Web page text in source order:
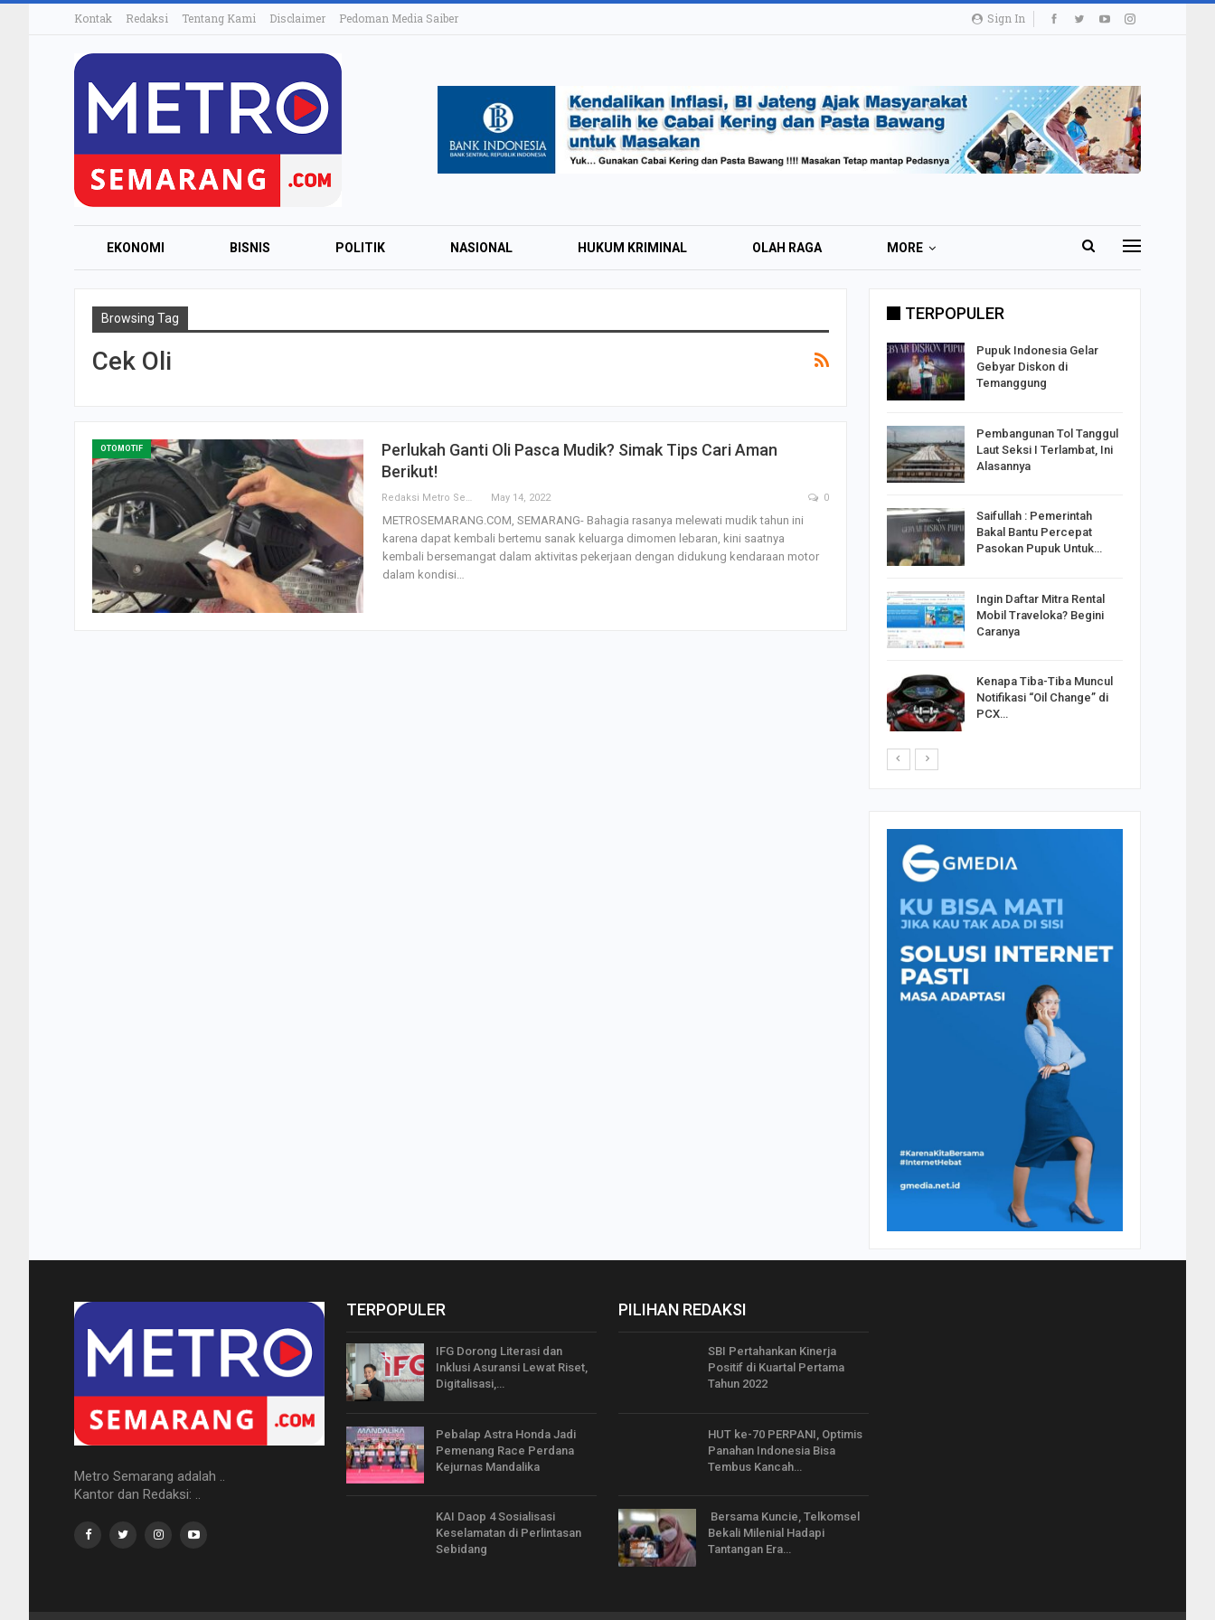
Sign In
Kontak Redaksi Tentang Kami Disclaimer Pedoman Media Saiber
EKONOMI BISNIS POLITIK NASIONAL HUKUM KRIMINAL OLAH RAGA MORE
Browsing Tag
Cek Oli
OTOMOTIF
Perlukah Ganti Oli Pasca Mudik? Simak Tips Cari Aman
Berikut!
Redaksi Metro Semarang May 14, 2022 0
METROSEMARANG.COM, SEMARANG- Bahagia rasanya melewati mudik tahun ini
karena dapat kembali bertemu sanak keluarga dimomen lebaran, kini saatnya
kembali bersemangat dalam aktivitas pekerjaan dengan didukung kendaraan motor
dalam kondisi…
TERPOPULER
KAI Daop 4 Layani 51 Ribu
Wisman pada Semester I
Tempe Mendoan Pakai
Relawan “Aksi Sahabat
Gibran” Gelar Masak Sehat
di Semarang,…
Pupuk Indonesia Gelar
Gebyar Diskon di
Temanggung
Pembangunan Tol Tanggul
Laut Seksi I Terlambat, Ini
Alasannya
Saifullah : Pemerintah
Bakal Bantu Percepat
Pasokan Pupuk Untuk…
Ingin Daftar Mitra Rental
Mobil Traveloka? Begini
Caranya
Kenapa Tiba-Tiba Muncul
Notifikasi “Oil Change” di
PCX…
Metro Semarang adalah ..
Kantor dan Redaksi: ..
TERPOPULER
IFG Dorong Literasi dan
Inklusi Asuransi Lewat Riset,
Digitalisasi,…
Pebalap Astra Honda Jadi
Pemenang Race Perdana
Kejurnas Mandalika
KAI Daop 4 Sosialisasi
Keselamatan di Perlintasan
Sebidang
PILIHAN REDAKSI
SBI Pertahankan Kinerja
Positif di Kuartal Pertama
Tahun 2022
HUT ke-70 PERPANI, Optimis
Panahan Indonesia Bisa
Tembus Kancah…
Bersama Kuncie, Telkomsel
Bekali Milenial Hadapi
Tantangan Era…